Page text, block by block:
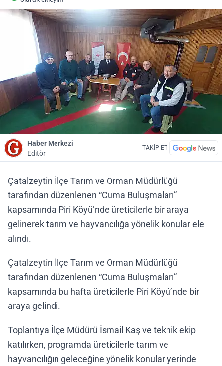
Haber Merkezi
Editör
TAKİP ET
Çatalzeytin İlçe Tarım ve Orman Müdürlüğü
tarafından düzenlenen “Cuma Buluşmaları”
kapsamında Piri Köyü’nde üreticilerle bir araya
gelinerek tarım ve hayvancılığa yönelik konular ele
alındı.
Çatalzeytin İlçe Tarım ve Orman Müdürlüğü
tarafından düzenlenen “Cuma Buluşmaları”
kapsamında bu hafta üreticilerle Piri Köyü’nde bir
araya gelindi.
Toplantıya İlçe Müdürü İsmail Kaş ve teknik ekip
katılırken, programda üreticilerle tarım ve
hayvancılığın geleceğine yönelik konular yerinde